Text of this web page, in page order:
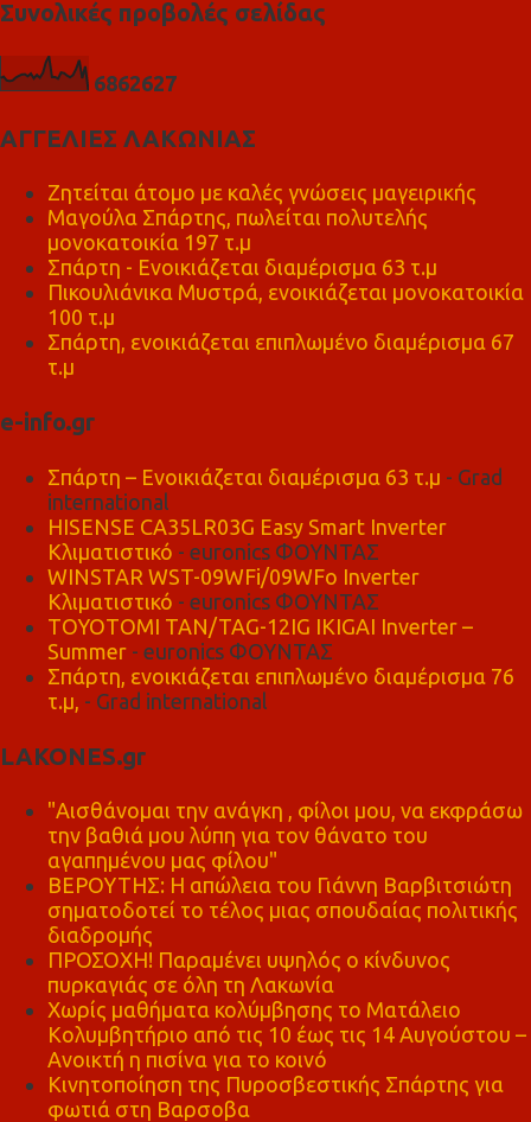
Συνολικές προβολές σελίδας
6862627
ΑΓΓΕΛΙΕΣ ΛΑΚΩΝΙΑΣ
Ζητείται άτομο με καλές γνώσεις μαγειρικής
Μαγούλα Σπάρτης, πωλείται πολυτελής
μονοκατοικία 197 τ.μ
Σπάρτη - Ενοικιάζεται διαμέρισμα 63 τ.μ
Πικουλιάνικα Μυστρά, ενοικιάζεται μονοκατοικία
100 τ.μ
Σπάρτη, ενοικιάζεται επιπλωμένο διαμέρισμα 67
τ.μ
e-info.gr
Σπάρτη – Ενοικιάζεται διαμέρισμα 63 τ.μ - Grad
international
HISENSE CA35LR03G Easy Smart Inverter
Κλιματιστικό - euronics ΦΟΥΝΤΑΣ
WINSTAR WST-09WFi/09WFo Inverter
Κλιματιστικό - euronics ΦΟΥΝΤΑΣ
TOYOTOMI TAN/TAG-12IG IKIGAI Inverter –
Summer - euronics ΦΟΥΝΤΑΣ
Σπάρτη, ενοικιάζεται επιπλωμένο διαμέρισμα 76
τ.μ, - Grad international
LAKONES.gr
"Αισθάνομαι την ανάγκη , φίλοι μου, να εκφράσω
την βαθιά μου λύπη για τον θάνατο του
αγαπημένου μας φίλου"
ΒΕΡΟΥΤΗΣ: Η απώλεια του Γιάννη Βαρβιτσιώτη
σηματοδοτεί το τέλος μιας σπουδαίας πολιτικής
διαδρομής
ΠΡΟΣΟΧΗ! Παραμένει υψηλός ο κίνδυνος
πυρκαγιάς σε όλη τη Λακωνία
Χωρίς μαθήματα κολύμβησης το Ματάλειο
Κολυμβητήριο από τις 10 έως τις 14 Αυγούστου –
Ανοικτή η πισίνα για το κοινό
Κινητοποίηση της Πυροσβεστικής Σπάρτης για
φωτιά στη Βαρσοβα